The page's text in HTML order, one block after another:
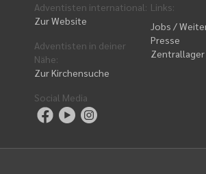
Adventisten international:
Zur Website
Adventisten in deiner
Nähe:
Zur Kirchensuche
Social Media
Links:
Jobs /
Presse
Zentrallager